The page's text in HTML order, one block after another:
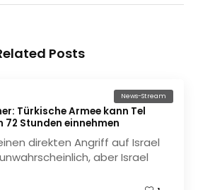
Posts
News-Stream
Türkische Armee kann Tel
72 Stunden einnehmen
direkten Angriff auf Israel
aber Israel